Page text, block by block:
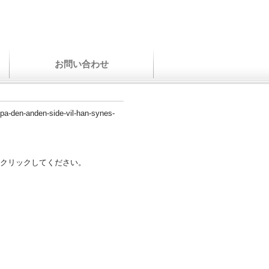
お問い合わせ
den-anden-side-vil-han-synes-
リックしてください。